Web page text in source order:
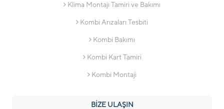
Klima Montajı Tamiri ve Bakımı
Kombi Arızaları Tesbiti
Kombi Bakımı
Kombi Kart Tamiri
Kombi Montaji
BİZE ULAŞIN